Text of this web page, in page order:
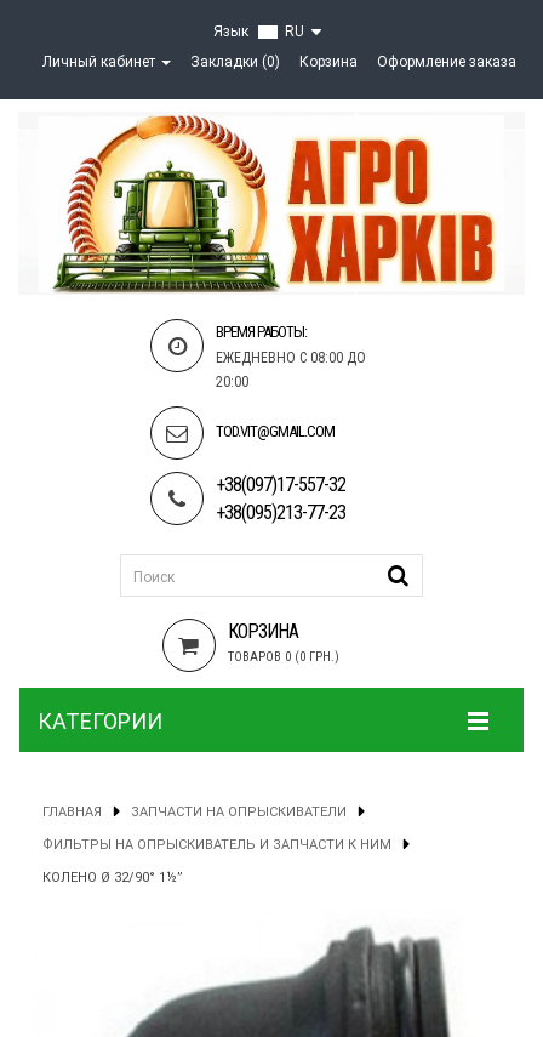
Язык
RU
Личный кабинет
Закладки (0) Корзина Оформление заказа
ВРЕМЯ РАБОТЫ:
ЕЖЕДНЕВНО С 08:00 ДО
20:00
TOD.VIT@GMAIL.COM
+38(097)17-557-32
+38(095)213-77-23
КОРЗИНА
ТОВАРОВ 0 (0 ГРН.)
КАТЕГОРИИ
ГЛАВНАЯ ЗАПЧАСТИ НА ОПРЫСКИВАТЕЛИ
ФИЛЬТРЫ НА ОПРЫСКИВАТЕЛЬ И ЗАПЧАСТИ К НИМ
КОЛЕНО Ø 32/90° 1½”